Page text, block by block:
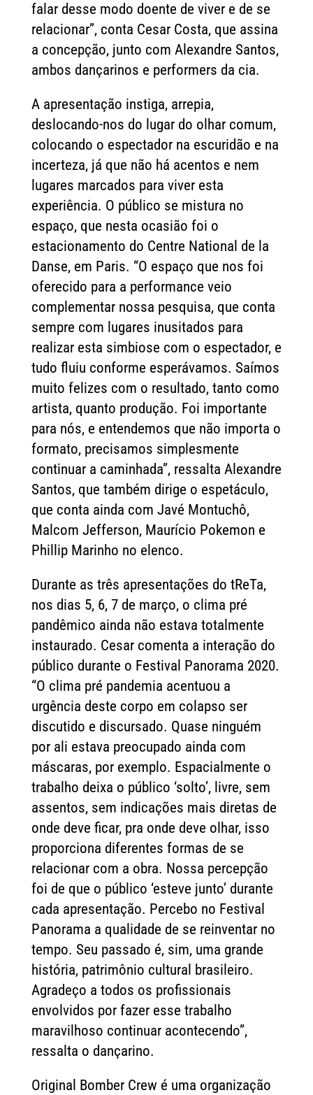
falar desse modo doente de viver e de se
relacionar”, conta Cesar Costa, que assina
a concepção, junto com Alexandre Santos,
ambos dançarinos e performers da cia.
A apresentação instiga, arrepia,
deslocando-nos do lugar do olhar comum,
colocando o espectador na escuridão e na
incerteza, já que não há acentos e nem
lugares marcados para viver esta
experiência. O público se mistura no
espaço, que nesta ocasião foi o
estacionamento do Centre National de la
Danse, em Paris. “O espaço que nos foi
oferecido para a performance veio
complementar nossa pesquisa, que conta
sempre com lugares inusitados para
realizar esta simbiose com o espectador, e
tudo fluiu conforme esperávamos. Saímos
muito felizes com o resultado, tanto como
artista, quanto produção. Foi importante
para nós, e entendemos que não importa o
formato, precisamos simplesmente
continuar a caminhada”, ressalta Alexandre
Santos, que também dirige o espetáculo,
que conta ainda com Javé Montuchô,
Malcom Jefferson, Maurício Pokemon e
Phillip Marinho no elenco.
Durante as três apresentações do tReTa,
nos dias 5, 6, 7 de março, o clima pré
pandêmico ainda não estava totalmente
instaurado. Cesar comenta a interação do
público durante o Festival Panorama 2020.
“O clima pré pandemia acentuou a
urgência deste corpo em colapso ser
discutido e discursado. Quase ninguém
por ali estava preocupado ainda com
máscaras, por exemplo. Espacialmente o
trabalho deixa o público ‘solto’, livre, sem
assentos, sem indicações mais diretas de
onde deve ficar, pra onde deve olhar, isso
proporciona diferentes formas de se
relacionar com a obra. Nossa percepção
foi de que o público ‘esteve junto’ durante
cada apresentação. Percebo no Festival
Panorama a qualidade de se reinventar no
tempo. Seu passado é, sim, uma grande
história, patrimônio cultural brasileiro.
Agradeço a todos os profissionais
envolvidos por fazer esse trabalho
maravilhoso continuar acontecendo”,
ressalta o dançarino.
Original Bomber Crew é uma organização